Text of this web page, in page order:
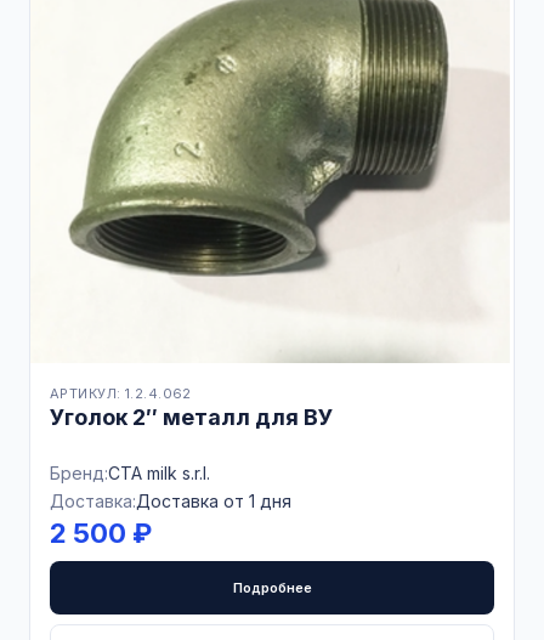
АРТИКУЛ: 1.2.4.062
Уголок 2″ металл для ВУ
Бренд:CTA milk s.r.l.
Доставка:Доставка от 1 дня
2 500 ₽
Подробнее